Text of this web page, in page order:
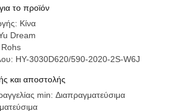
το προϊόν
Κίνα
Dream
Rohs
HY-3030D620/590-2020-2S-W6J
και αποστολής
min: Διαπραγματεύσιμα